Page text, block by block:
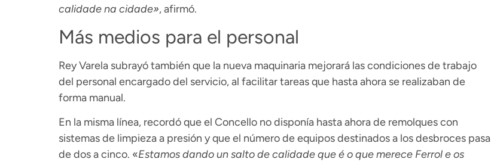
calidade na cidade», afirmó.
Más medios para el personal
Rey Varela subrayó también que la nueva maquinaria mejorará las condiciones de trabajo
del personal encargado del servicio, al facilitar tareas que hasta ahora se realizaban de
forma manual.
En la misma línea, recordó que el Concello no disponía hasta ahora de remolques con
sistemas de limpieza a presión y que el número de equipos destinados a los desbroces pasa
de dos a cinco. «Estamos dando un salto de calidade que é o que merece Ferrol e os